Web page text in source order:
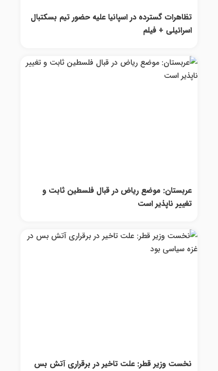
تظاهرات گسترده در اسپانیا علیه حضور تیم بسکتبال
اسرائیلی + فیلم
عربستان: موضع ریاض در قبال فلسطین ثابت و
تغییر ناپذیر است
نخست وزیر قطر: علت تاخیر در برقراری آتش بس